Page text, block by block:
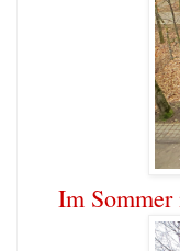
Im Sommer